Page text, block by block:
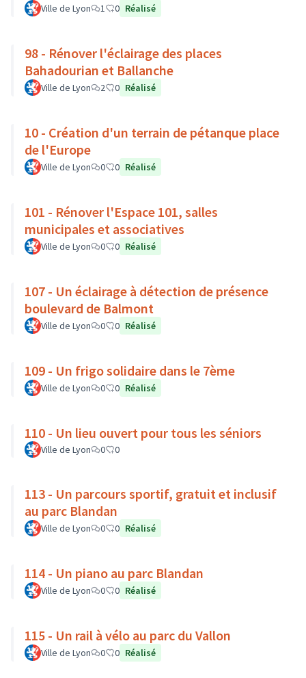
Ville de Lyon 1 0 Réalisé
98 - Rénover l'éclairage des places
Bahadourian et Ballanche
Ville de Lyon 2 0 Réalisé
10 - Création d'un terrain de pétanque place
de l'Europe
Ville de Lyon 0 0 Réalisé
101 - Rénover l'Espace 101, salles
municipales et associatives
Ville de Lyon 0 0 Réalisé
107 - Un éclairage à détection de présence
boulevard de Balmont
Ville de Lyon 0 0 Réalisé
109 - Un frigo solidaire dans le 7ème
Ville de Lyon 0 0 Réalisé
110 - Un lieu ouvert pour tous les séniors
Ville de Lyon 0 0
113 - Un parcours sportif, gratuit et inclusif
au parc Blandan
Ville de Lyon 0 0 Réalisé
114 - Un piano au parc Blandan
Ville de Lyon 0 0 Réalisé
115 - Un rail à vélo au parc du Vallon
Ville de Lyon 0 0 Réalisé